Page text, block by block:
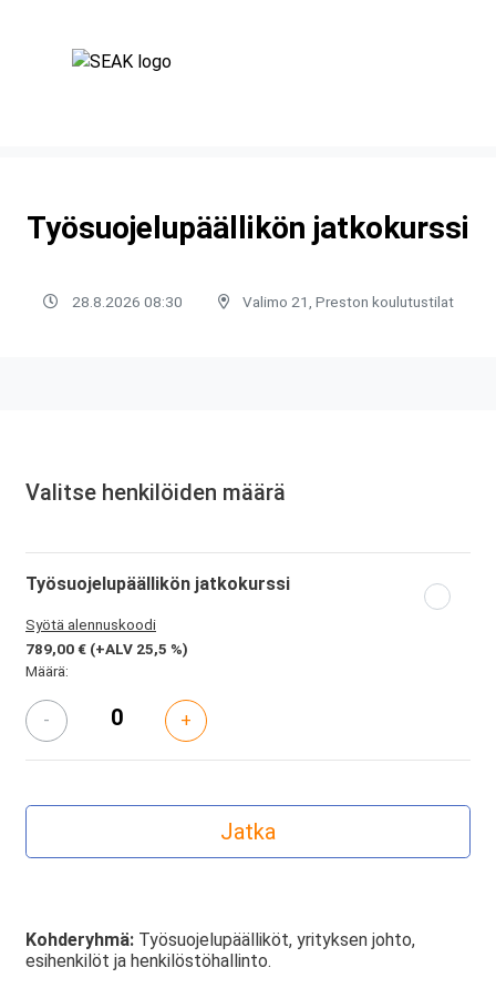
Työsuojelupäällikön jatkokurssi
28.8.2026 08:30 Valimo 21, Preston koulutustilat
Valitse henkilöiden määrä
Työsuojelupäällikön jatkokurssi
Syötä alennuskoodi
789,00 € (+ALV 25,5 %)
Määrä:
- +
Kohderyhmä: Työsuojelupäälliköt, yrityksen johto,
esihenkilöt ja henkilöstöhallinto.